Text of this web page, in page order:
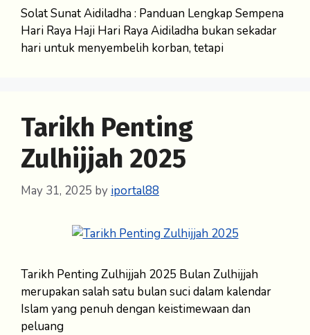
Solat Sunat Aidiladha : Panduan Lengkap Sempena
Hari Raya Haji Hari Raya Aidiladha bukan sekadar
hari untuk menyembelih korban, tetapi
Tarikh Penting
Zulhijjah 2025
May 31, 2025 by iportal88
Tarikh Penting Zulhijjah 2025 Bulan Zulhijjah
merupakan salah satu bulan suci dalam kalendar
Islam yang penuh dengan keistimewaan dan
peluang